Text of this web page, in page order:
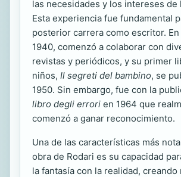
las necesidades y los intereses de
Esta experiencia fue fundamental
posterior carrera como escritor. En
1940, comenzó a colaborar con
revistas y periódicos, y su primer
niños, Il segreti del bambino, se
1950. Sin embargo, fue con la
libro degli errori en 1964 que
comenzó a ganar reconocimiento.
Una de las características más
obra de Rodari es su capacidad
la fantasía con la realidad, creando